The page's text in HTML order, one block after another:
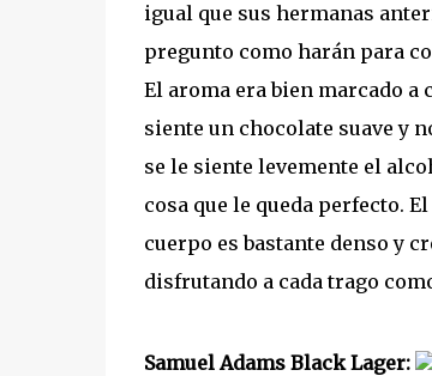
igual que sus hermanas
pregunto como harán para
El aroma era bien marcado a
siente un chocolate suave y
se le siente levemente el
cosa que le queda perfecto.
cuerpo es bastante denso y
disfrutando a cada trago
Samuel Adams Black Lager: